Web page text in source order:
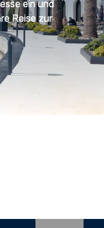
ein und
Reise zur